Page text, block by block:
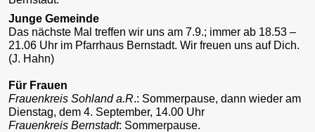
Junge Gemeinde
Das nächste Mal treffen wir uns am 7.9.; immer ab 18.53 –
21.06 Uhr im Pfarrhaus Bernstadt. Wir freuen uns auf Dich.
(J. Hahn)
Für Frauen
Frauenkreis Sohland a.R.: Sommerpause, dann wieder am
Dienstag, dem 4. September, 14.00 Uhr
Frauenkreis Bernstadt: Sommerpause.